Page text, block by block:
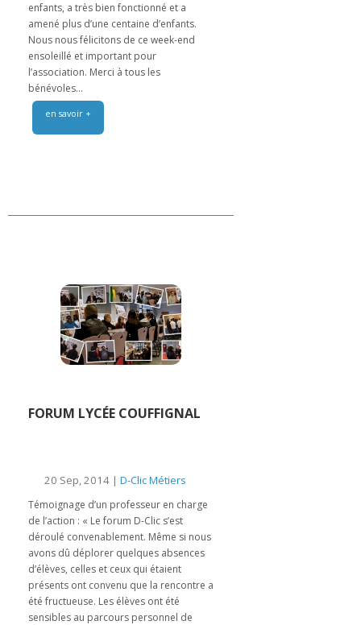
enfants, a très bien fonctionné et a
amené plus d’une centaine d’enfants.
Nous nous félicitons de ce week-end
ensoleillé et important pour
l’association. Merci à tous les
bénévoles...
en savoir +
FORUM LYCÉE COUFFIGNAL
20 Sep, 2014 | D-Clic Métiers
Témoignage d’un professeur en charge
de l’action : « Le forum D-Clic s’est
déroulé convenablement. Même si nous
avons dû déplorer quelques absences
d’élèves, celles et ceux qui étaient
présents ont convenu que la rencontre a
été fructueuse. Les élèves ont été
sensibles au parcours personnel de